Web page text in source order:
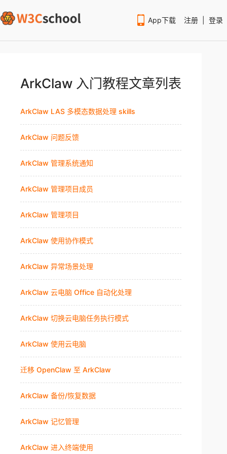
App下载 注册 登录
ArkClaw 入门教程文章列表
ArkClaw LAS 多模态数据处理 skills
ArkClaw 问题反馈
ArkClaw 管理系统通知
ArkClaw 管理项目成员
ArkClaw 管理项目
ArkClaw 使用协作模式
ArkClaw 异常场景处理
ArkClaw 云电脑 Office 自动化处理
ArkClaw 切换云电脑任务执行模式
ArkClaw 使用云电脑
迁移 OpenClaw 至 ArkClaw
ArkClaw 备份/恢复数据
ArkClaw 记忆管理
ArkClaw 进入终端使用